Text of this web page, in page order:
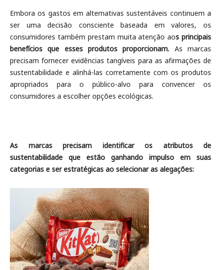
Embora os gastos em alternativas sustentáveis ​​continuem a
ser uma decisão consciente baseada em valores, os
consumidores também prestam muita atenção aos principais
benefícios que esses produtos proporcionam. As marcas
precisam fornecer evidências tangíveis para as afirmações de
sustentabilidade e alinhá-las corretamente com os produtos
apropriados para o público-alvo para convencer os
consumidores a escolher opções ecológicas.
As marcas precisam identificar os atributos de
sustentabilidade que estão ganhando impulso em suas
categorias e ser estratégicas ao selecionar as alegações: